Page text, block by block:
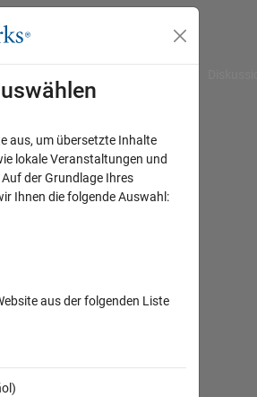
aus, um übersetzte Inhalte
lokale Veranstaltungen und
der Grundlage Ihres
Ihnen die folgende Auswahl:
aus der folgenden Liste